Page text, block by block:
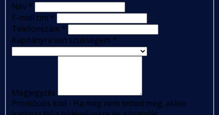
Név *
E-mail cím *
Telefonszám *
Kapitányra van szükségem *
Megjegyzés
Promóciós kód - Ha még nem tetted meg, akkor